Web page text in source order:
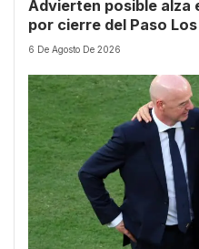
Advierten posible alza
por cierre del Paso
6 De Agosto De 2026